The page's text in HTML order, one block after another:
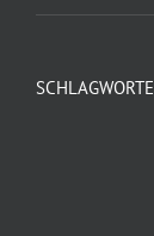
SCHLAGWORTE